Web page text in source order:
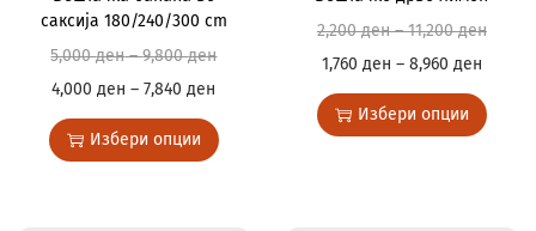
саксија 180/240/300 cm
5,000ден–9,800ден
4,000ден –7,840ден
Избери опции
2,200ден–11,200ден
1,760 ден – 8,960 ден
Избери опции